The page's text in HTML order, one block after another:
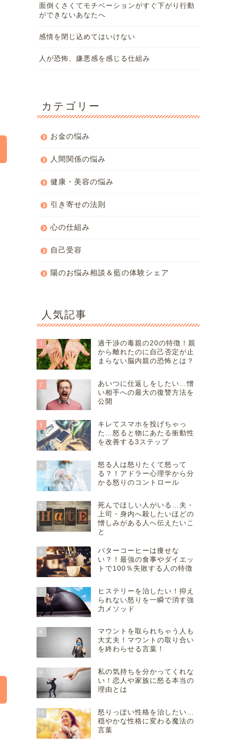
面倒くさくてモチベーションがすぐ下がり行動
ができないあなたへ
感情を閉じ込めてはいけない
人が恐怖、嫌悪感を感じる仕組み
カテゴリー
お金の悩み
人間関係の悩み
健康・美容の悩み
引き寄せの法則
心の仕組み
自己受容
陽のお悩み相談＆藍の体験シェア
人気記事
1
過干渉の毒親の20の特徴！親
から離れたのに自己否定が止
まらない脳内親の恐怖とは？
2
あいつに仕返しをしたい…憎
い相手への最大の復讐方法を
公開
3
キレてスマホを投げちゃっ
た…怒ると物にあたる衝動性
を改善する3ステップ
4
怒る人は怒りたくて怒って
る？！アドラー心理学から分
かる怒りのコントロール
5
死んでほしい人がいる…夫・
上司・身内へ殺したいほどの
憎しみがある人へ伝えたいこ
と
6
バターコーヒーは痩せな
い？！最強の食事やダイエッ
トで100％失敗する人の特徴
7
ヒステリーを治したい！抑え
られない怒りを一瞬で消す強
力メソッド
8
マウントを取られちゃう人も
大丈夫！マウントの取り合い
を終わらせる言葉！
9
私の気持ちを分かってくれな
い！恋人や家族に怒る本当の
理由とは
10
怒りっぽい性格を治したい…
穏やかな性格に変わる魔法の
言葉